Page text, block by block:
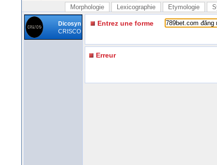
Morphologie Lexicographie Etymologie
Dicosyn
CRISCO
Entrez une forme
Erreur